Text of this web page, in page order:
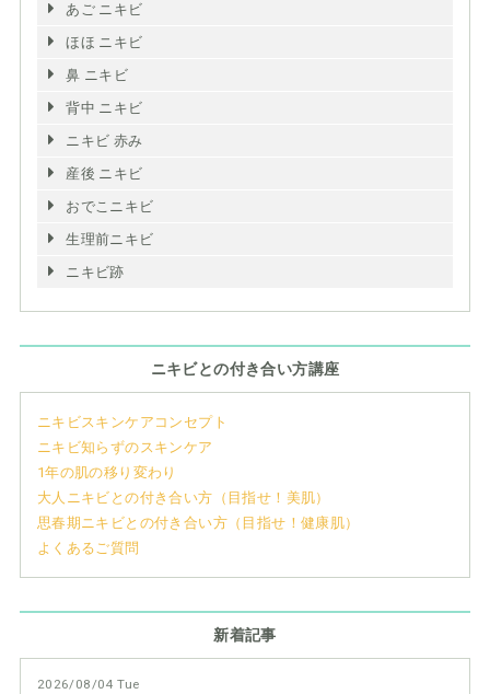
あご ニキビ
ほほ ニキビ
鼻 ニキビ
背中 ニキビ
ニキビ 赤み
産後 ニキビ
おでこニキビ
生理前ニキビ
ニキビ跡
ニキビとの付き合い方講座
ニキビスキンケアコンセプト
ニキビ知らずのスキンケア
1年の肌の移り変わり
大人ニキビとの付き合い方（目指せ！美肌）
思春期ニキビとの付き合い方（目指せ！健康肌）
よくあるご質問
新着記事
2026/08/04 Tue